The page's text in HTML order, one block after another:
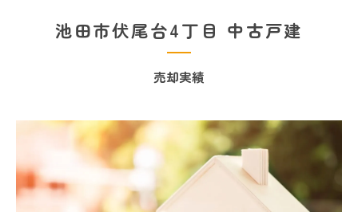
売却実績
池田市伏尾台4丁目 中古戸建